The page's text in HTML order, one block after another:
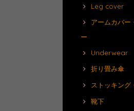
Leg cover
アームカバー
ー
Underwear
折り畳み傘
ストッキング
靴下